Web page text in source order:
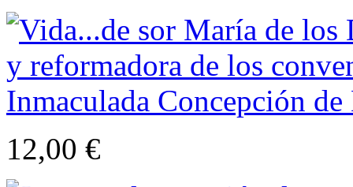
12,00 €